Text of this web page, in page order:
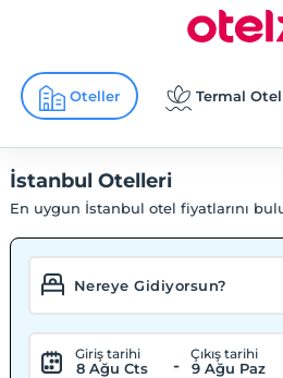
Oteller Termal
İstanbul Otelleri
En uygun İstanbul otel fiyatlarını
Giriş tarihi
8 Ağu Cts -
Çıkış tarihi
9 Ağu Paz